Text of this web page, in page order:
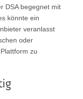
DSA begegnet mit
könnte ein
veranlasst
oder
zu